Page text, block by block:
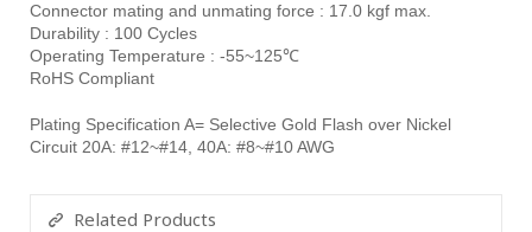
Connector mating and unmating force : 17.0 kgf max.
Durability : 100 Cycles
Operating Temperature : -55~125℃
RoHS Compliant
Plating Specification A= Selective Gold Flash over Nickel
Circuit 20A: #12~#14, 40A: #8~#10 AWG
Related Products